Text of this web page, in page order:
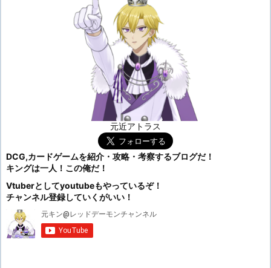
元近アトラス
DCG,カードゲームを紹介・攻略・考察するブログだ！
キングは一人！この俺だ！
Vtuberとしてyoutubeもやっているぞ！
チャンネル登録していくがいい！